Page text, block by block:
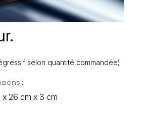
selon quantité commandée)
:
x 26 cm x 3 cm